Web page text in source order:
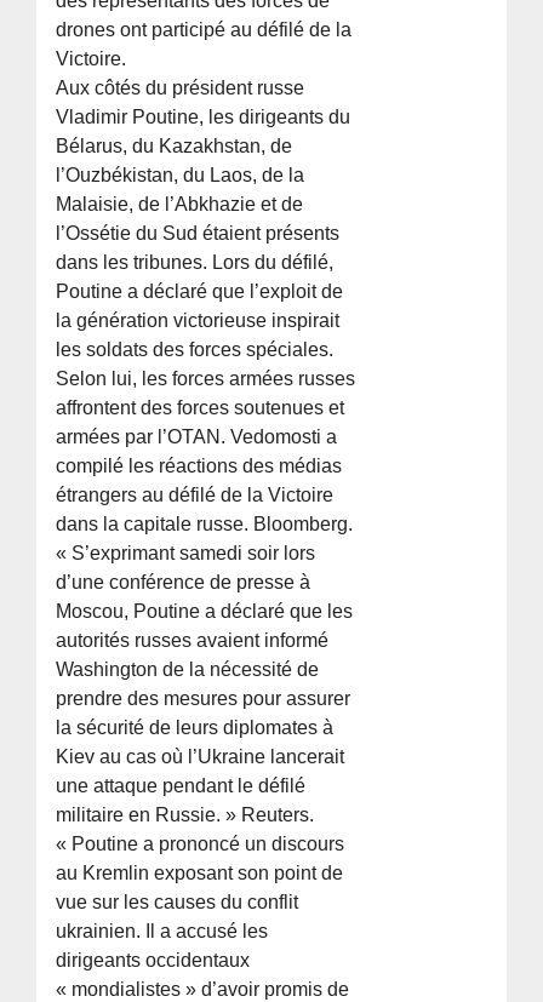
drones ont participé au défilé de la
Victoire.
Aux côtés du président russe
Vladimir Poutine, les dirigeants du
Bélarus, du Kazakhstan, de
l’Ouzbékistan, du Laos, de la
Malaisie, de l’Abkhazie et de
l’Ossétie du Sud étaient présents
dans les tribunes. Lors du défilé,
Poutine a déclaré que l’exploit de
la génération victorieuse inspirait
les soldats des forces spéciales.
Selon lui, les forces armées russes
affrontent des forces soutenues et
armées par l’OTAN. Vedomosti a
compilé les réactions des médias
étrangers au défilé de la Victoire
dans la capitale russe. Bloomberg.
« S’exprimant samedi soir lors
d’une conférence de presse à
Moscou, Poutine a déclaré que les
autorités russes avaient informé
Washington de la nécessité de
prendre des mesures pour assurer
la sécurité de leurs diplomates à
Kiev au cas où l’Ukraine lancerait
une attaque pendant le défilé
militaire en Russie. » Reuters.
« Poutine a prononcé un discours
au Kremlin exposant son point de
vue sur les causes du conflit
ukrainien. Il a accusé les
dirigeants occidentaux
« mondialistes » d’avoir promis de